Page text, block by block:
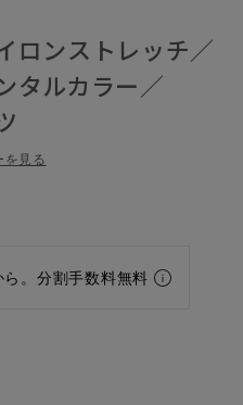
ロンストレッチ／
タルカラー／
を見る
ら。分割手数料無料